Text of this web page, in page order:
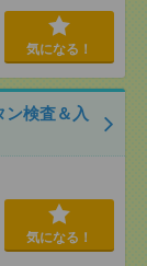
気になる！
ン検査＆入
気になる！